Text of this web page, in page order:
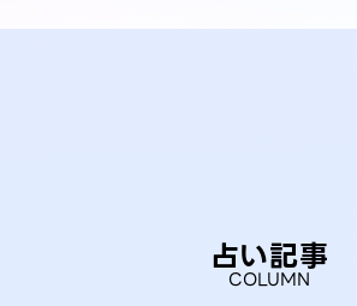
占い記事
COLUMN